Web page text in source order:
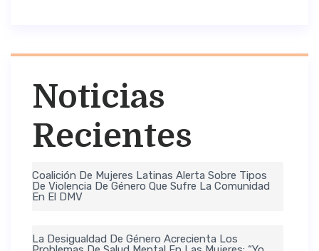
Noticias
Recientes
Coalición De Mujeres Latinas Alerta Sobre Tipos
De Violencia De Género Que Sufre La Comunidad
En El DMV
La Desigualdad De Género Acrecienta Los